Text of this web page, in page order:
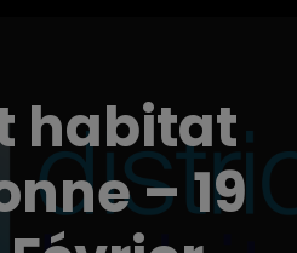
habitat
– 19